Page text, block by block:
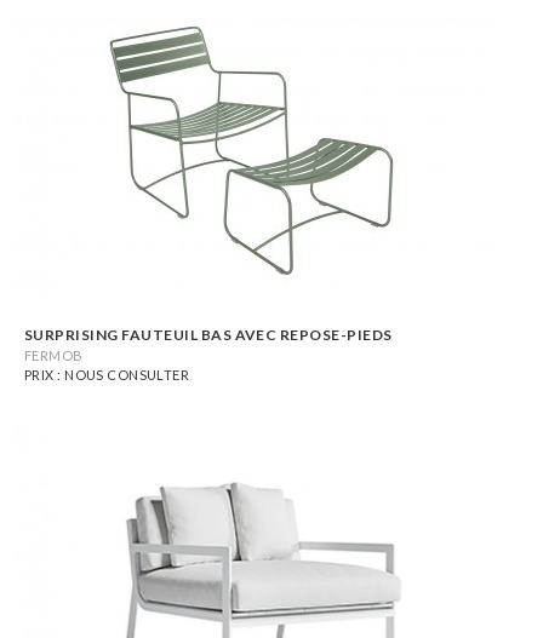
SURPRISING FAUTEUIL BAS AVEC REPOSE-PIEDS
FERMOB
PRIX : NOUS CONSULTER